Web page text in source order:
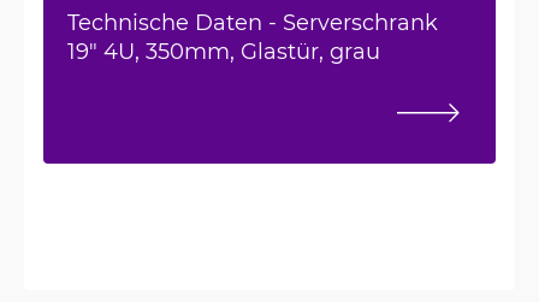
Technische Daten - Serverschrank
19" 4U, 350mm, Glastür, grau